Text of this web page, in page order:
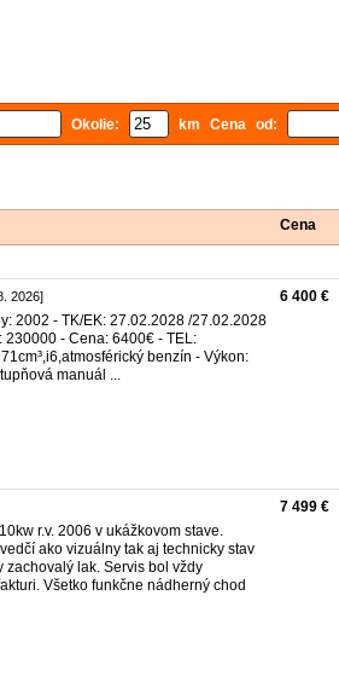
Okolie: km Cena od:
Cena
2026]
2002 - TK/EK: 27.02.2028 /27.02.2028
230000 - Cena: 6400€ - TEL:
benzín - Výkon:
manuál ...
6 400 €
r.v. 2006 v ukážkovom stave.
ako vizuálny tak aj technicky stav
zachovalý lak. Servis bol vždy
Všetko funkčne nádherný chod
7 499 €